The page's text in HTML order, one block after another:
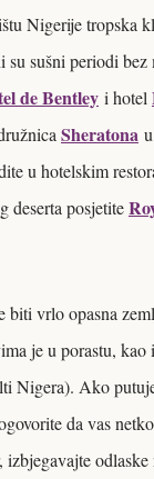
Nigerije tropska
su sušni periodi bez
de Bentley i hotel
Sheratona
u hotelskim
deserta posjetite
biti vrlo opasna
je u porastu, kao
Nigera). Ako
da vas
izbjegavajte odlaske